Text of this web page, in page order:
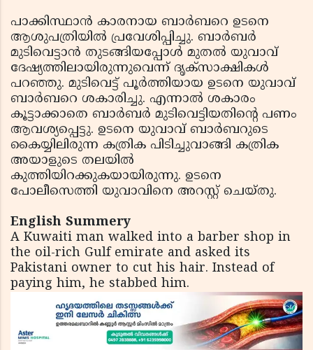
പാക്കിസ്ഥാന്‍ കാരനായ ബാര്‍ബറെ ഉടനെ
ആശുപത്രിയില്‍ പ്രവേശിപ്പിച്ചു. ബാര്‍ബര്‍
മുടിവെട്ടാന്‍ തുടങ്ങിയപ്പോള്‍ മുതല്‍ യുവാവ്
ദേഷ്യത്തിലായിരുന്നുവെന്ന്‌ ദൃക്സാക്ഷികള്‍
പറഞ്ഞു. മുടിവെട്ട് പൂര്‍ത്തിയായ ഉടനെ യുവാവ്
ബാര്‍ബറെ ശകാരിച്ചു. എന്നാല്‍ ശകാരം
കൂട്ടാക്കാതെ ബാര്‍ബര്‍ മുടിവെട്ടിയതിന്റെ പണം
ആവശ്യപ്പെട്ടു. ഉടനെ യുവാവ് ബാര്‍ബറുടെ
കൈയ്യിലിരുന്ന കത്രിക പിടിച്ചുവാങ്ങി കത്രിക
അയാളുടെ തലയില്‍
കുത്തിയിറക്കുകയായിരുന്നു. ഉടനെ
പോലീസെത്തി യുവാവിനെ അറസ്റ്റ് ചെയ്തു.
English Summery
A Kuwaiti man walked into a barber shop in
the oil-rich Gulf emirate and asked its
Pakistani owner to cut his hair. Instead of
paying him, he stabbed him.